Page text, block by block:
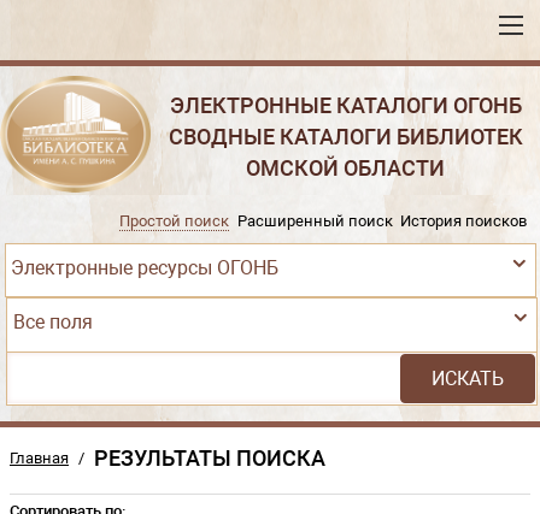
ЭЛЕКТРОННЫЕ КАТАЛОГИ ОГОНБ
СВОДНЫЕ КАТАЛОГИ БИБЛИОТЕК
ОМСКОЙ ОБЛАСТИ
Электронные ресурсы ОГОНБ
Простой поиск Расширенный поиск История поисков
Все поля
Главная / РЕЗУЛЬТАТЫ ПОИСКА